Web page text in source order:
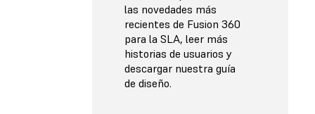
las novedades más
recientes de Fusion 360
para la SLA, leer más
historias de usuarios y
descargar nuestra guía
de diseño.